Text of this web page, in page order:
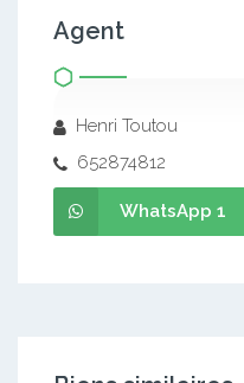
Agent
Henri Toutou
652874812
WhatsApp 1